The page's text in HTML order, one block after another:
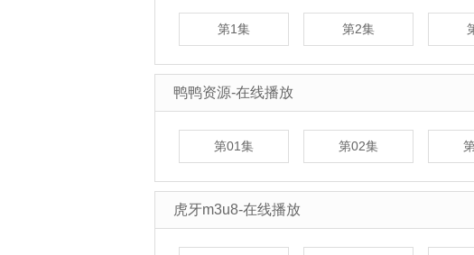
第1集 第2集
鸭鸭资源-在线播放
第01集 第02集
虎牙m3u8-在线播放